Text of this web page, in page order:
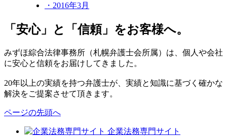
・2016年3月
「安心」と「信頼」をお客様へ。
みずほ綜合法律事務所（札幌弁護士会所属）は、個人や会社
に安心と信頼をお届けしてきました。
20年以上の実績を持つ弁護士が、実績と知識に基づく確かな
解決をご提案させて頂きます。
ページの先頭へ
企業法務専門サイト